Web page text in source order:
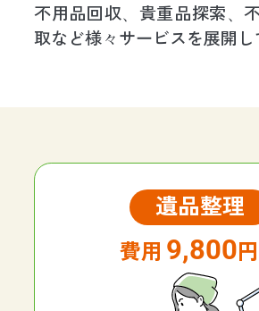
不用品回収、貴重品探索、
取など様々サービスを展開し
遺品整理
9,800